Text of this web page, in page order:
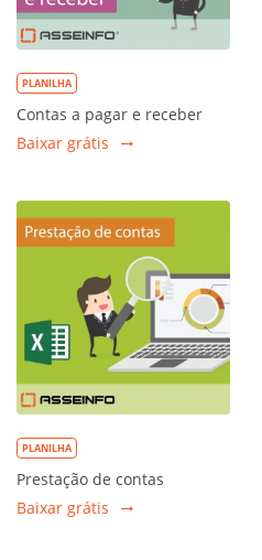
PLANILHA
Contas a pagar e receber
Baixar grátis
PLANILHA
Prestação de contas
Baixar grátis